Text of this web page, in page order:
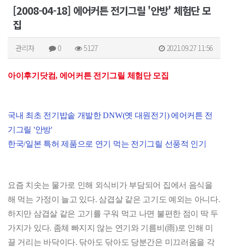
[2008-04-18] 에어커튼 전기그릴 '안방' 체험단 모
집
관리자 0 5127 2021.09.27 11:56
아이후기닷컴, 에어커튼 전기그릴 체험단 모집
국내 최초 전기밥솥 개발한 DNW(옛 대원전기) 에어커튼 전
기그릴 '안방'
한국/일본 특허 제품으로 연기 먹는 전기그릴 선풍적 인기
요즘 치솟는 물가로 인해 외식비가 부담되어 집에서 음식을
해 먹는 가정이 늘고 있다. 삼겹살 같은 고기도 예외는 아니다.
하지만 삼겹살 같은 고기를 구워 먹고 나면 불편한 점이 딱 두
가지가 있다. 좀체 빠지지 않는 연기와 기름비(雨)로 인해 미
끌 거리는 바닥이다. 닦아도 닦아도 당분간은 미끄러움을 각